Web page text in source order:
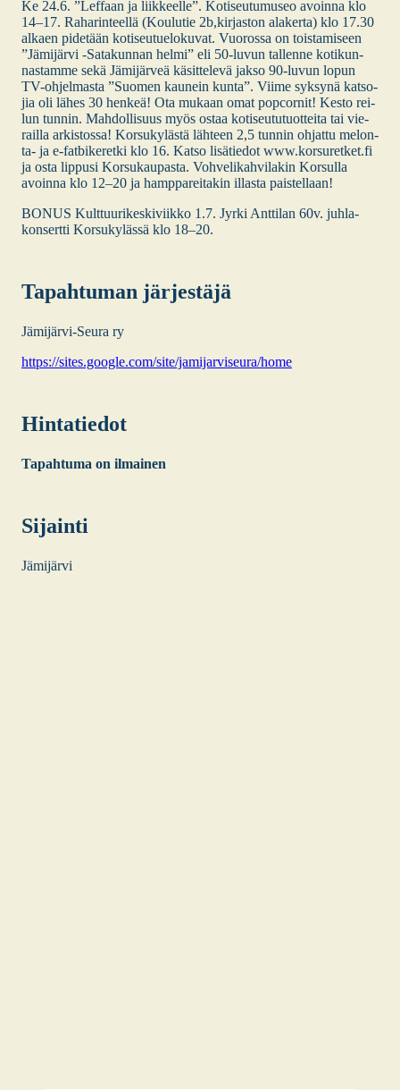
Ke 24.6. ”Lef­faan ja liik­keel­le”. Koti­seu­tu­museo avoin­na klo
14–17. Raha­rin­teel­lä (Kou­lu­tie 2b,kirjaston ala­ker­ta) klo 17.30
alkaen pide­tään koti­seu­tue­lo­ku­vat. Vuo­ros­sa on tois­ta­mi­seen
”Jämi­jär­vi ‑Sata­kun­nan hel­mi” eli 50-luvun tal­len­ne koti­kun­
nas­tam­me sekä Jämi­jär­veä käsit­te­le­vä jak­so 90-luvun lopun
TV-ohjel­­mas­­ta ”Suo­men kau­nein kun­ta”. Vii­me syk­sy­nä kat­so­
jia oli lähes 30 hen­keä! Ota mukaan omat popcor­nit! Kes­to rei­
lun tun­nin. Mah­dol­li­suus myös ostaa koti­seu­tu­tuot­tei­ta tai vie­
rail­la arkis­tos­sa! Kor­su­ky­läs­tä läh­teen 2,5 tun­nin ohjat­tu melon­­
ta- ja e‑fatbikeretki klo 16. Kat­so lisä­tie­dot www.korsuretket.fi
ja osta lip­pusi Kor­su­kau­pas­ta. Voh­ve­li­kah­vi­la­kin Kor­sul­la
avoin­na klo 12–20 ja hamp­pa­rei­ta­kin illas­ta pais­tel­laan!
BONUS Kult­tuu­ri­kes­ki­viik­ko 1.7. Jyr­ki Ant­ti­lan 60v. juh­la­
kon­sert­ti Kor­su­ky­läs­sä klo 18–20.
Tapah­tu­man jär­jes­tä­jä
Jämi­jär­vi-Seu­ra ry
https://sites.google.com/site/jamijarviseura/home
Hin­ta­tie­dot
Tapah­tu­ma on ilmai­nen
Sijain­ti
Jämi­jär­vi